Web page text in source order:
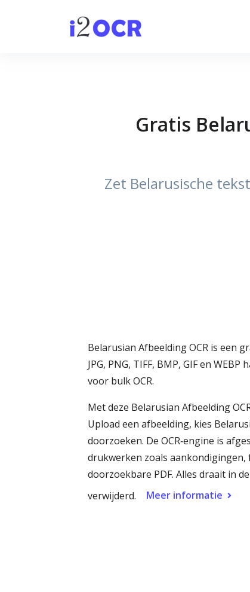
Gratis
Zet Belarusische
Belarusian Afbeelding OCR is een
JPG, PNG, TIFF, BMP, GIF en
voor bulk OCR.
Met deze Belarusian Afbeelding
Upload een afbeelding, kies
doorzoeken. De OCR‑engine is
drukwerken zoals
doorzoekbare PDF. Alles draait in
verwijderd.
Meer informatie